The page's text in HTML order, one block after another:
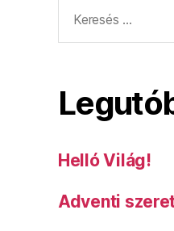
Helló Világ!
Adventi